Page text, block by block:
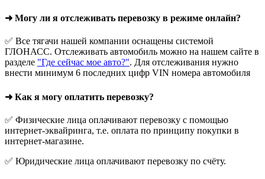
➜ Могу ли я отслеживать перевозку в режиме онлайн?
✅ Все тягачи нашей компании оснащены системой
ГЛОНАСС. Отслеживать автомобиль можно на нашем сайте в
разделе "Где сейчас мое авто?". Для отслеживания нужно
внести минимум 6 последних цифр VIN номера автомобиля
➜ Как я могу оплатить перевозку?
✅ Физические лица оплачивают перевозку с помощью
интернет-эквайринга, т.е. оплата по принципу покупки в
интернет-магазине.
✅ Юридические лица оплачивают перевозку по счёту.